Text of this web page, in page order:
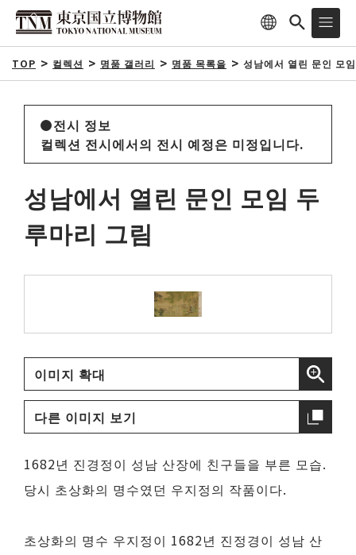
TOP 컬렉션 명품 갤러리 명품 목록을 성남에서 열린 문인 모
전시 정보
컬렉션 전시에서의 전시 예정은 미정입니다.
성남에서 열린 문인 모임 두
루마리 그림
이미지 확대
다른 이미지 보기
1682년 진경정이 성남 산장에 친구들을 부른 모습.
당시 초상화의 명수였던 우지정의 작품이다.
초상화의 명수 우지정이 1682년 진정경이 성남 산